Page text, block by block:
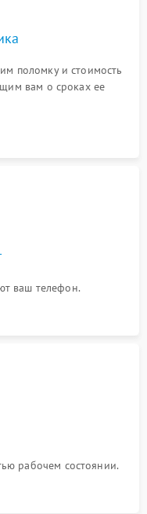
поломку и стоимость
вам о сроках ее
ваш телефон.
рабочем состоянии.